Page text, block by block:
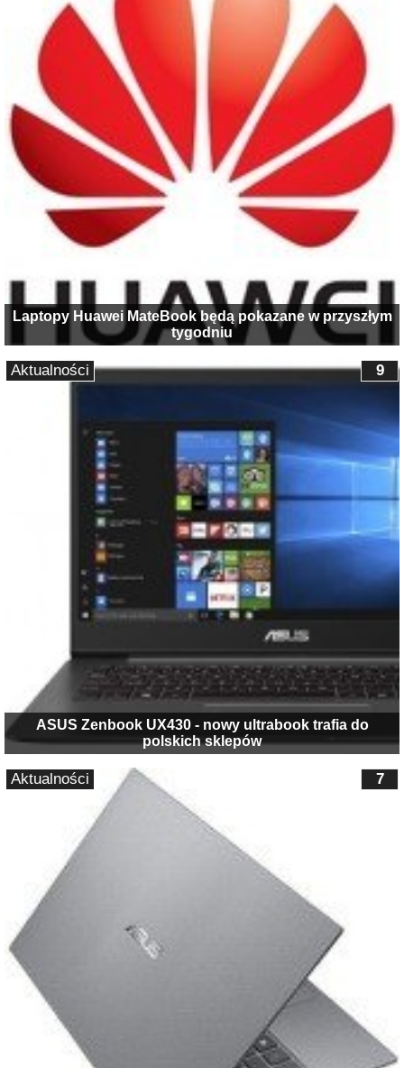
Laptopy Huawei MateBook będą pokazane w przyszłym
tygodniu
ASUS Zenbook UX430 - nowy ultrabook trafia do
polskich sklepów
9
Aktualności
7
Aktualności